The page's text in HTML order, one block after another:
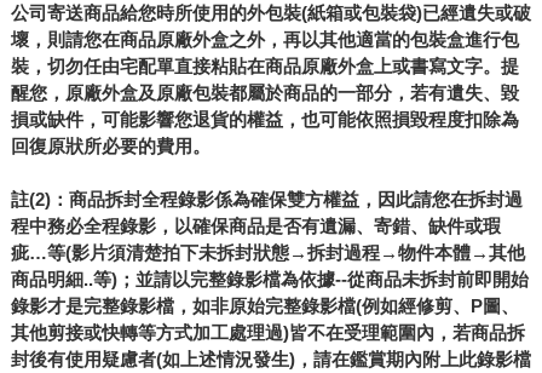
公司寄送商品給您時所使用的外包裝(紙箱或包裝袋)已經遺失或破
壞，則請您在商品原廠外盒之外，再以其他適當的包裝盒進行包
裝，切勿任由宅配單直接粘貼在商品原廠外盒上或書寫文字。提
醒您，原廠外盒及原廠包裝都屬於商品的一部分，若有遺失、毀
損或缺件，可能影響您退貨的權益，也可能依照損毀程度扣除為
回復原狀所必要的費用。
註(2)：商品拆封全程錄影係為確保雙方權益，因此請您在拆封過
程中務必全程錄影，以確保商品是否有遺漏、寄錯、缺件或瑕
疵…等(影片須清楚拍下未拆封狀態→拆封過程→物件本體→其他
商品明細..等)；並請以完整錄影檔為依據--從商品未拆封前即開始
錄影才是完整錄影檔，如非原始完整錄影檔(例如經修剪、P圖、
其他剪接或快轉等方式加工處理過)皆不在受理範圍內，若商品拆
封後有使用疑慮者(如上述情況發生)，請在鑑賞期內附上此錄影檔